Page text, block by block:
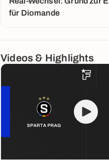
für Diomande
Videos & Highlights